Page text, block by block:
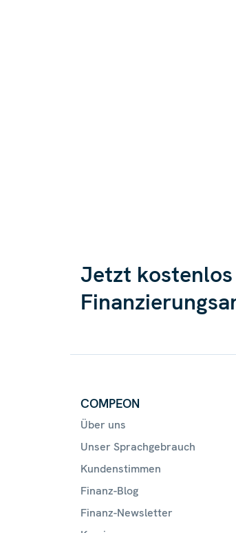
Jetzt
COMPEON
Über uns
Unser Sprachgebrauch
Kundenstimmen
Finanz-Blog
Finanz-Newsletter